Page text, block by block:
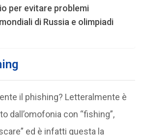
per evitare problemi
di Russia e olimpiadi
il phishing? Letteralmente è
dall’omofonia con “fishing”,
ed è infatti questa la